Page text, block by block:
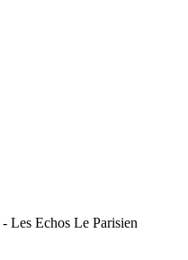
Les Echos Le Parisien